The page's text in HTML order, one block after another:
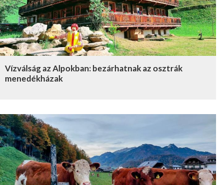
Vízválság az Alpokban: bezárhatnak az osztrák
menedékházak